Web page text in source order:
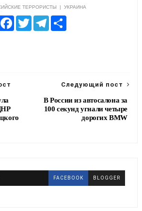
ТЕРРОРИСТЫ | УКРАИНА
F
T
w
T
e
S
Следующий пост
В России из автосалона за
100 секунд угнали четыре
дорогих BMW
FACEBOOK BLOGGER